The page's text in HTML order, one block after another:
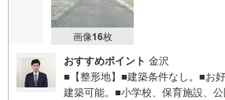
画像16枚
おすすめポイント 金沢
■【整形地】■建築条件なし。■お
建築可能。■小学校、保育施設、